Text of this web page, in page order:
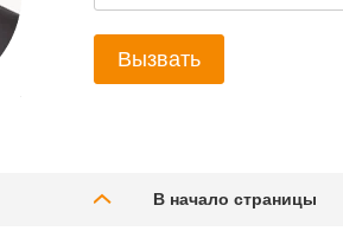
Вызвать
В начало страницы